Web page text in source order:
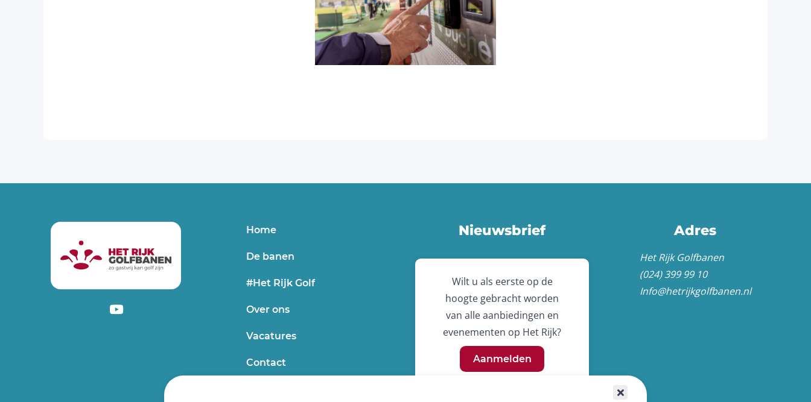
Home
De banen
#Het Rijk Golf
Over ons
Vacatures
Contact
Nieuwsbrief
Wilt u als eerste op de
hoogte gebracht worden
van alle aanbiedingen en
evenementen op Het Rijk?
Aanmelden
Adres
Het Rijk Golfbanen
(024) 399 99 10
Info@hetrijkgolfbanen.nl